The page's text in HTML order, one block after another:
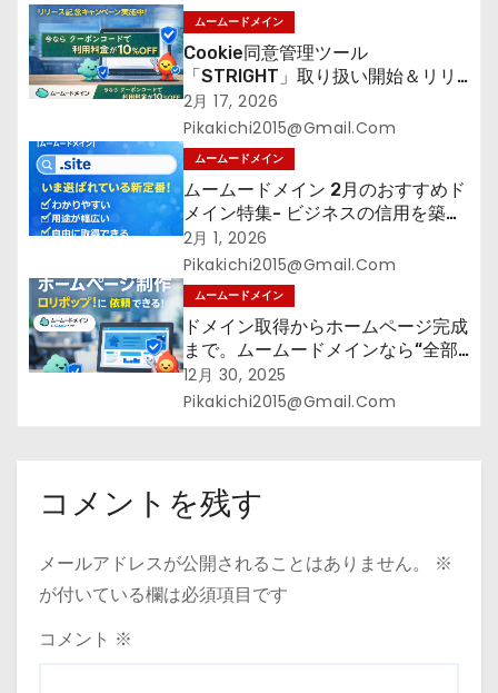
ン
ムームードメイン
Cookie同意管理ツール
「STRIGHT」取り扱い開始＆リリ
ース記念キャンペーン【ムームード
メイン】
2月 17, 2026
Pikakichi2015@gmail.com
ムームードメイン
ムームードメイン 2月のおすすめド
メイン特集- ビジネスの信用を築く
――そのすべての起点となるのが独
自ドメイン
2月 1, 2026
Pikakichi2015@gmail.com
ムームードメイン
ドメイン取得からホームページ完成
まで。ムームードメインなら“全部
まとめて”安心スタート
12月 30, 2025
Pikakichi2015@gmail.com
コメントを残す
メールアドレスが公開されることはありません。
※
が付いている欄は必須項目です
コメント ※